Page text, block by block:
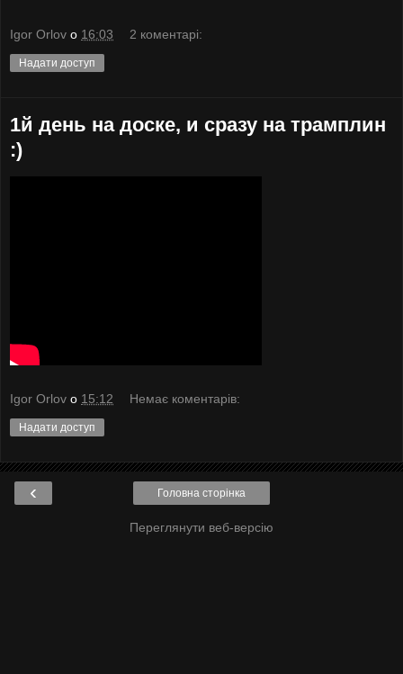
Igor Orlov о 16:03 2 коментарі:
Надати доступ
1й день на доске, и сразу на трамплин
:)
Igor Orlov о 15:12 Немає коментарів:
Надати доступ
‹ Головна сторінка
Переглянути веб-версію